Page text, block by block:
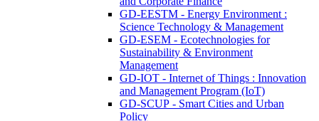
GD-EESTM - Energy Environment :
Science Technology & Management
GD-ESEM - Ecotechnologies for
Sustainability & Environment
Management
GD-IOT - Internet of Things : Innovation
and Management Program (IoT)
GD-SCUP - Smart Cities and Urban
Policy